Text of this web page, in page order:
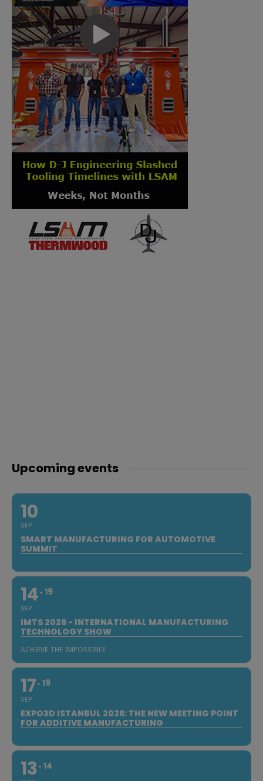
Upcoming events
10
SEP
SMART MANUFACTURING FOR AUTOMOTIVE
SUMMIT
14
SEP
19
IMTS 2026 - INTERNATIONAL MANUFACTURING
TECHNOLOGY SHOW
ACHIEVE THE IMPOSSIBLE
17
SEP
19
EXPO3D ISTANBUL 2026: THE NEW MEETING POINT
FOR ADDITIVE MANUFACTURING
13 14